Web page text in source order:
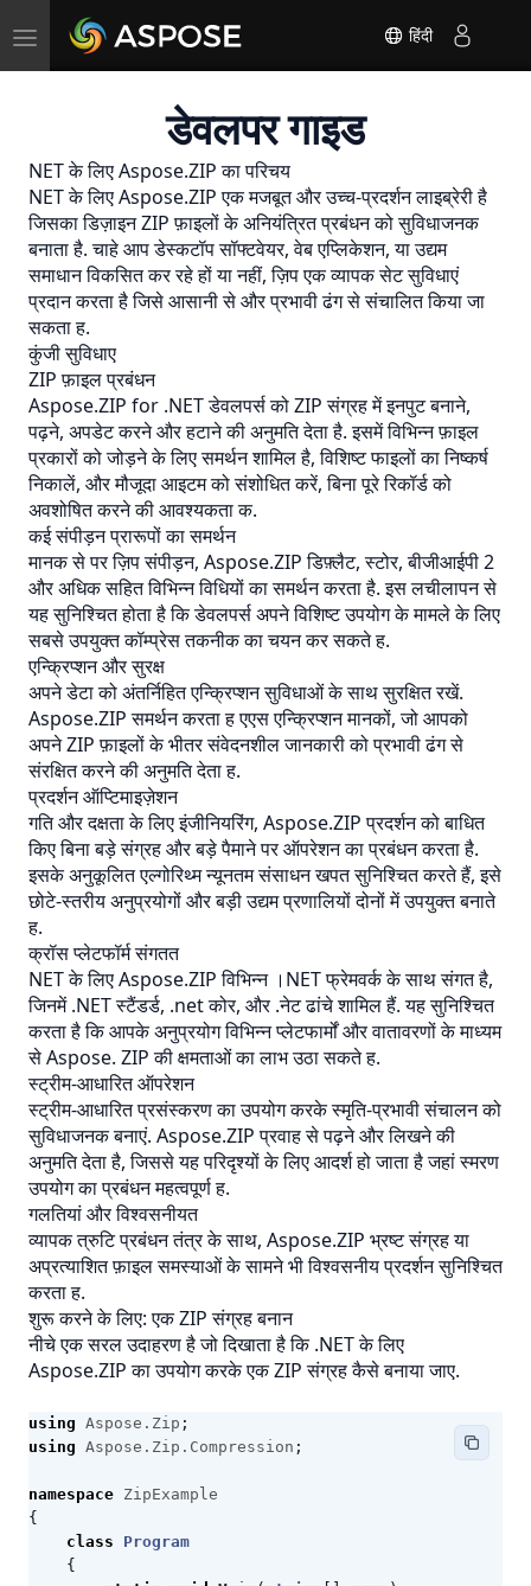
Toggle
navigation
हिंदी
डेवलपर गाइड
NET के लिए Aspose.ZIP का परिचय
NET के लिए Aspose.ZIP एक मजबूत और उच्च-प्रदर्शन लाइब्रेरी है
जिसका डिज़ाइन ZIP फ़ाइलों के अनियंत्रित प्रबंधन को सुविधाजनक
बनाता है. चाहे आप डेस्कटॉप सॉफ्टवेयर, वेब एप्लिकेशन, या उद्यम
समाधान विकसित कर रहे हों या नहीं, ज़िप एक व्यापक सेट सुविधाएं
प्रदान करता है जिसे आसानी से और प्रभावी ढंग से संचालित किया जा
सकता ह.
कुंजी सुविधाए
ZIP फ़ाइल प्रबंधन
Aspose.ZIP for .NET डेवलपर्स को ZIP संग्रह में इनपुट बनाने,
पढ़ने, अपडेट करने और हटाने की अनुमति देता है. इसमें विभिन्न फ़ाइल
प्रकारों को जोड़ने के लिए समर्थन शामिल है, विशिष्ट फाइलों का निष्कर्ष
निकालें, और मौजूदा आइटम को संशोधित करें, बिना पूरे रिकॉर्ड को
अवशोषित करने की आवश्यकता क.
कई संपीड़न प्रारूपों का समर्थन
मानक से परज़िपसंपीड़न, Aspose.ZIP डिफ़्लैट, स्टोर, बीजीआईपी 2
और अधिक सहित विभिन्न विधियों का समर्थन करता है. इस लचीलापन से
यह सुनिश्चित होता है कि डेवलपर्स अपने विशिष्ट उपयोग के मामले के लिए
सबसे उपयुक्त कॉम्प्रेस तकनीक का चयन कर सकते ह.
एन्क्रिप्शन और सुरक्ष
अपने डेटा को अंतर्निहित एन्क्रिप्शन सुविधाओं के साथ सुरक्षित रखें.
Aspose.ZIP समर्थन करता हएएसएन्क्रिप्शन मानकों, जो आपको
अपने ZIP फ़ाइलों के भीतर संवेदनशील जानकारी को प्रभावी ढंग से
संरक्षित करने की अनुमति देता ह.
प्रदर्शन ऑप्टिमाइज़ेशन
गति और दक्षता के लिए इंजीनियरिंग, Aspose.ZIP प्रदर्शन को बाधित
किए बिना बड़े संग्रह और बड़े पैमाने पर ऑपरेशन का प्रबंधन करता है.
इसके अनुकूलित एल्गोरिथ्म न्यूनतम संसाधन खपत सुनिश्चित करते हैं, इसे
छोटे-स्तरीय अनुप्रयोगों और बड़ी उद्यम प्रणालियों दोनों में उपयुक्त बनाते
ह.
क्रॉस प्लेटफॉर्म संगतत
NET के लिए Aspose.ZIP विभिन्न ।NET फ्रेमवर्क के साथ संगत है,
जिनमें .NET स्टैंडर्ड, .net कोर, और .नेट ढांचे शामिल हैं. यह सुनिश्चित
करता है कि आपके अनुप्रयोग विभिन्न प्लेटफार्मों और वातावरणों के माध्यम
से Aspose. ZIP की क्षमताओं का लाभ उठा सकते ह.
स्ट्रीम-आधारित ऑपरेशन
स्ट्रीम-आधारित प्रसंस्करण का उपयोग करके स्मृति-प्रभावी संचालन को
सुविधाजनक बनाएं. Aspose.ZIP प्रवाह से पढ़ने और लिखने की
अनुमति देता है, जिससे यह परिदृश्यों के लिए आदर्श हो जाता है जहां स्मरण
उपयोग का प्रबंधन महत्वपूर्ण ह.
गलतियां और विश्वसनीयत
व्यापक त्रुटि प्रबंधन तंत्र के साथ, Aspose.ZIP भ्रष्ट संग्रह या
अप्रत्याशित फ़ाइल समस्याओं के सामने भी विश्वसनीय प्रदर्शन सुनिश्चित
करता ह.
शुरू करने के लिए: एक ZIP संग्रह बनान
नीचे एक सरल उदाहरण है जो दिखाता है कि .NET के लिए
Aspose.ZIP का उपयोग करके एक ZIP संग्रह कैसे बनाया जाए.
using Aspose.Zip ;
using Aspose.Zip.Compression ;
namespace ZipExample
{
class
Program
{